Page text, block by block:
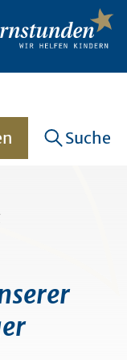
Suche